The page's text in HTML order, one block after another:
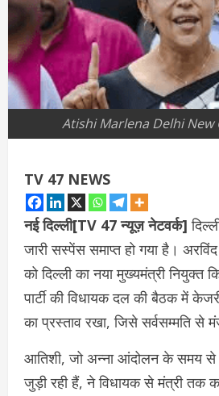
Atishi Marlena Delhi New
TV 47 NEWS
नई दिल्ली[TV 47 न्यूज़ नेटवर्क]
जारी सस्पेंस समाप्त हो गया है।
को दिल्ली का नया मुख्यमंत्री नियुक्त
पार्टी की विधायक दल की बैठक में
का प्रस्ताव रखा, जिसे सर्वसम्मति से
आतिशी, जो अन्ना आंदोलन के समय
जुड़ी रही हैं, ने विधायक से मंत्री तक